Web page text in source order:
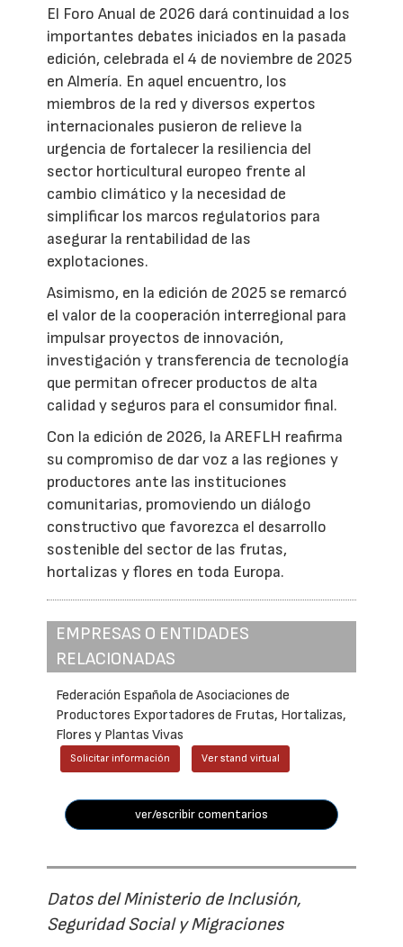
El Foro Anual de 2026 dará continuidad a los
importantes debates iniciados en la pasada
edición, celebrada el 4 de noviembre de 2025
en Almería. En aquel encuentro, los
miembros de la red y diversos expertos
internacionales pusieron de relieve la
urgencia de fortalecer la resiliencia del
sector horticultural europeo frente al
cambio climático y la necesidad de
simplificar los marcos regulatorios para
asegurar la rentabilidad de las
explotaciones.
Asimismo, en la edición de 2025 se remarcó
el valor de la cooperación interregional para
impulsar proyectos de innovación,
investigación y transferencia de tecnología
que permitan ofrecer productos de alta
calidad y seguros para el consumidor final.
Con la edición de 2026, la AREFLH reafirma
su compromiso de dar voz a las regiones y
productores ante las instituciones
comunitarias, promoviendo un diálogo
constructivo que favorezca el desarrollo
sostenible del sector de las frutas,
hortalizas y flores en toda Europa.
EMPRESAS O ENTIDADES
RELACIONADAS
Federación Española de Asociaciones de
Productores Exportadores de Frutas, Hortalizas,
Flores y Plantas Vivas
Solicitar información Ver stand virtual
ver/escribir comentarios
Datos del Ministerio de Inclusión,
Seguridad Social y Migraciones